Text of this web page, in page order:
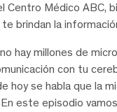
Centro Médico ABC,
brindan la
hay millones de
con tu
hoy se habla que la
este episodio